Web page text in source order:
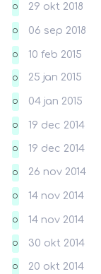
O 29 okt 2018
O 06 sep 2018
O 10 feb 2015
O 25 jan 2015
O 04 jan 2015
O 19 dec 2014
O 19 dec 2014
O 26 nov 2014
O 14 nov 2014
O 14 nov 2014
O 30 okt 2014
O 20 okt 2014